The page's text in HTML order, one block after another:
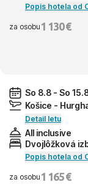
Popis hotela od
za osobu 1 130 €
So 8.8 - So
Košice -
Detail letu
All inclusive
Dvojlôžková
Popis hotela od
za osobu 1 165 €